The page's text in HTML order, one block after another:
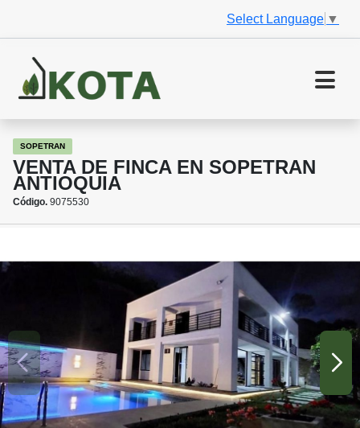
Select Language ▼
SOPETRAN
VENTA DE FINCA EN SOPETRAN
ANTIOQUIA
Código. 9075530